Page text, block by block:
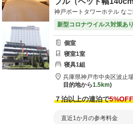
神戸ポートタワーホテル な
新型コロナウイルス対策あり
個室
寝室1室
寝具1組
兵庫県神戸市中央区波止
目的地から1.5km
７泊以上の連泊で5%OFF
直近1か月の参考料金